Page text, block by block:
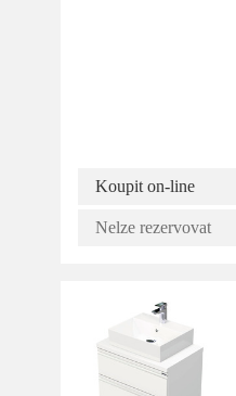
Koupit on-line
Nelze rezervovat